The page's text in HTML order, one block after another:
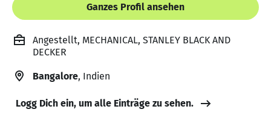
Ganzes Profil ansehen
Angestellt, MECHANICAL, STANLEY BLACK AND
DECKER
Bangalore, Indien
Logg Dich ein, um alle Einträge zu sehen.